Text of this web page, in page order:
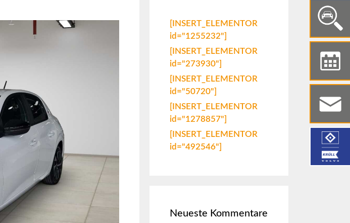
[INSERT_ELEMENTOR
id="1255232"]
[INSERT_ELEMENTOR
id="273930"]
[INSERT_ELEMENTOR
id="50720"]
[INSERT_ELEMENTOR
id="1278857"]
[INSERT_ELEMENTOR
id="492546"]
Neueste Kommentare